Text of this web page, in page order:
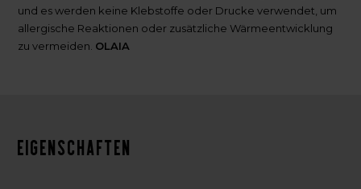
und es werden keine Klebstoffe oder Drucke verwendet, um
allergische Reaktionen oder zusätzliche Wärmeentwicklung
zu vermeiden. OLAIA
Eigenschaften